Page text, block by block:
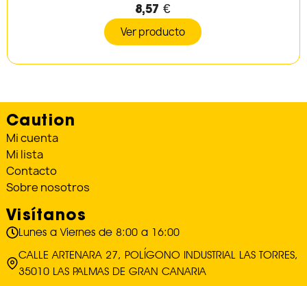
8,57 €
Ver producto
Caution
Mi cuenta
Mi lista
Contacto
Sobre nosotros
Visítanos
Lunes a Viernes de 8:00 a 16:00
CALLE ARTENARA 27, POLÍGONO INDUSTRIAL LAS TORRES,
35010 LAS PALMAS DE GRAN CANARIA